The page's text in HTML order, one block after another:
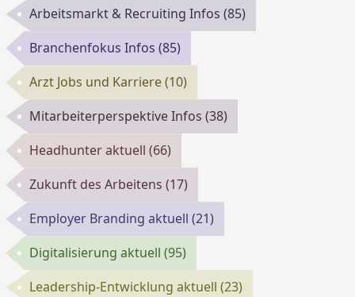
Arbeitsmarkt & Recruiting Infos(85)
Branchenfokus Infos(85)
Arzt Jobs und Karriere(10)
Mitarbeiterperspektive Infos(38)
Headhunter aktuell(66)
Zukunft des Arbeitens(17)
Employer Branding aktuell(21)
Digitalisierung aktuell(95)
Leadership-Entwicklung aktuell(23)